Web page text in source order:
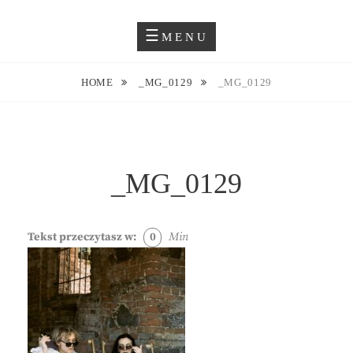
JUSTYNA EWA GROCHOWSKA
MENU
HOME _MG_0129 _MG_0129
_MG_0129
Tekst przeczytasz w: 0 Min